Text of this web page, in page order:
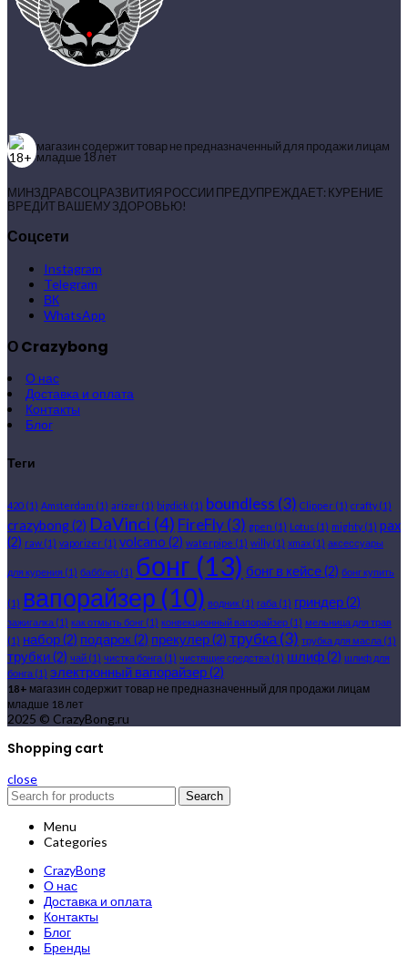
магазин содержит товар не предназначенный для продажи лицам
младше 18 лет
МИНЗДРАВСОЦРАЗВИТИЯ РОССИИ ПРЕДУПРЕЖДАЕТ: КУРЕНИЕ
ВРЕДИТ ВАШЕМУ ЗДОРОВЬЮ!
Соцсети
Instagram
Telegram
ВК
WhatsApp
О Crazybong
О нас
Доставка и оплата
Контакты
Блог
Теги
420 (1) Amsterdam (1) arizer (1) bigdick (1) boundless (3) Clipper (1) crafty(1)
crazybong(2) DaVinci (4) FireFly(3) gpen (1) Lotus (1) mighty(1) pax
(2) raw (1) vaporizer (1) volcano (2) waterpipe (1) willy(1) xmax (1) аксессуары
для курения (1) бабблер (1) бонг (13) бонг в кейсе(2) бонг купить
(1) вапорайзер (10) водник (1) габа (1) гриндер(2)
зажигалка (1) как отмыть бонг (1) конвекционный вапорайзер (1) мельница для трав
(1) набор(2) подарок(2) прекулер(2) трубка(3) трубка для масла (1)
трубки(2) чай (1) чистка бонга (1) чистящие средства (1) шлиф(2) шлиф для
бонга (1) электронный вапорайзер(2)
18+ магазин содержит товар не предназначенный для продажи лицам
младше 18 лет
2025 © CrazyBong.ru
Shopping cart
close
Search
Menu
Categories
CrazyBong
О нас
Доставка и оплата
Контакты
Блог
Бренды